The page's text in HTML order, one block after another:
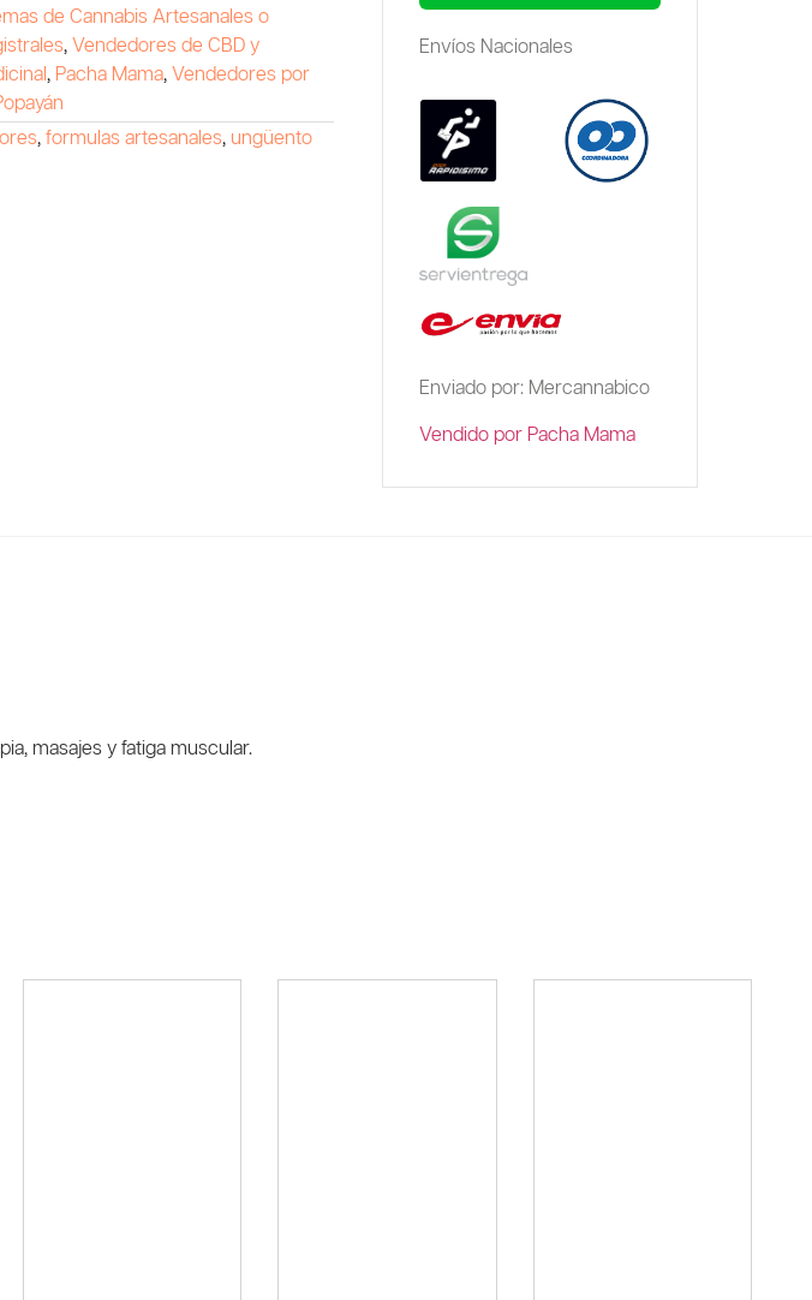
de Cannabis Artesanales o
, Vendedores de CBD y
, Pacha Mama, Vendedores por
,formulas artesanales, ungüento
Envíos Nacionales
Enviado por: Mercannabico
Vendido por Pacha Mama
masajes y fatiga muscular.